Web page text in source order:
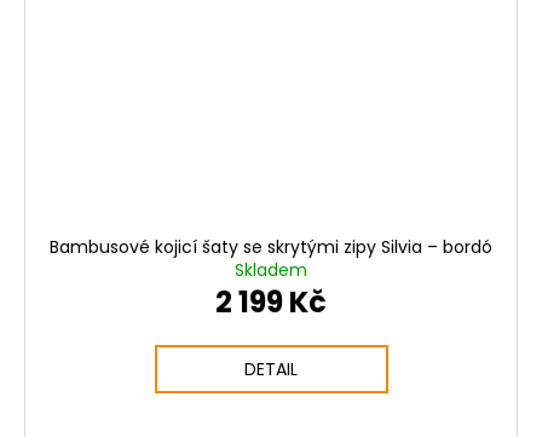
Bambusové kojicí šaty se skrytými zipy Silvia – bordó
Skladem
2 199 Kč
DETAIL